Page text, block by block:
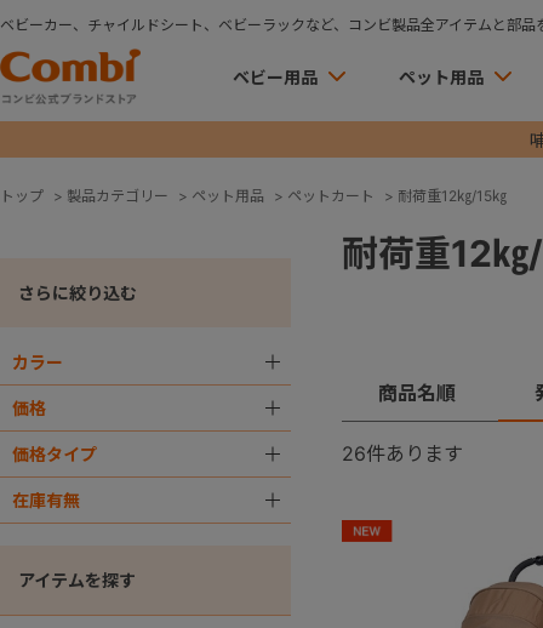
ベビーカー、チャイルドシート、ベビーラックなど、コンビ製品全アイテムと部品
ベビー用品 ペット用品
トップ > 製品カテゴリー > ペット用品 > ペットカート > 耐荷重12㎏/15㎏
さらに絞り込む
カラー
価格
価格タイプ
在庫有無
アイテムを探す
耐荷重12㎏
商品名順
26件あります